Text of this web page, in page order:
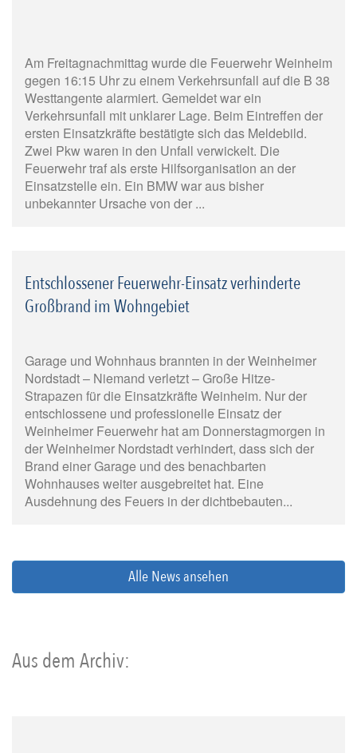
Am Freitagnachmittag wurde die Feuerwehr Weinheim
gegen 16:15 Uhr zu einem Verkehrsunfall auf die B 38
Westtangente alarmiert. Gemeldet war ein
Verkehrsunfall mit unklarer Lage. Beim Eintreffen der
ersten Einsatzkräfte bestätigte sich das Meldebild.
Zwei Pkw waren in den Unfall verwickelt. Die
Feuerwehr traf als erste Hilfsorganisation an der
Einsatzstelle ein. Ein BMW war aus bisher
unbekannter Ursache von der ...
Entschlossener Feuerwehr-Einsatz verhinderte
Großbrand im Wohngebiet
Garage und Wohnhaus brannten in der Weinheimer
Nordstadt – Niemand verletzt – Große Hitze-
Strapazen für die Einsatzkräfte Weinheim. Nur der
entschlossene und professionelle Einsatz der
Weinheimer Feuerwehr hat am Donnerstagmorgen in
der Weinheimer Nordstadt verhindert, dass sich der
Brand einer Garage und des benachbarten
Wohnhauses weiter ausgebreitet hat. Eine
Ausdehnung des Feuers in der dichtbebauten...
Alle News ansehen
Aus dem Archiv: